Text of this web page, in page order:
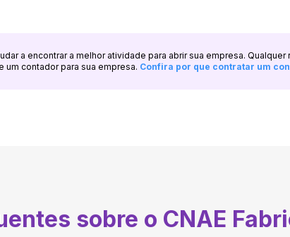
a encontrar a melhor atividade para abrir sua empresa.
contador para sua empresa. Confira por que contratar um
sobre o CNAE